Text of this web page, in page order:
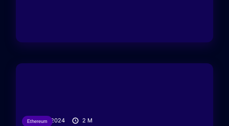
Ethereum
29/03/2024 2 M